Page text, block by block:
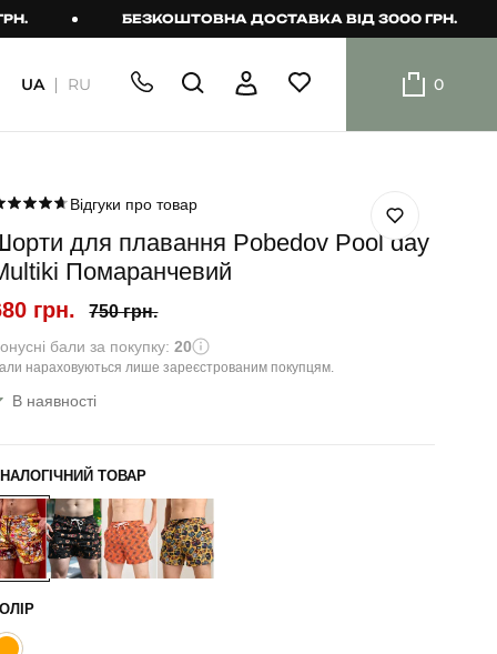
БЕЗКОШТОВНА ДОСТАВКА ВІД 3000 ГРН.
шорти
Шорти
UA RU 0
Відгуки про товар
для плавання Pobedov Pool day
Помаранчевий
грн. 750 грн.
бали за покупку:20
нараховуються лише зареєстрованим покупцям.
В наявності
ТОВАР